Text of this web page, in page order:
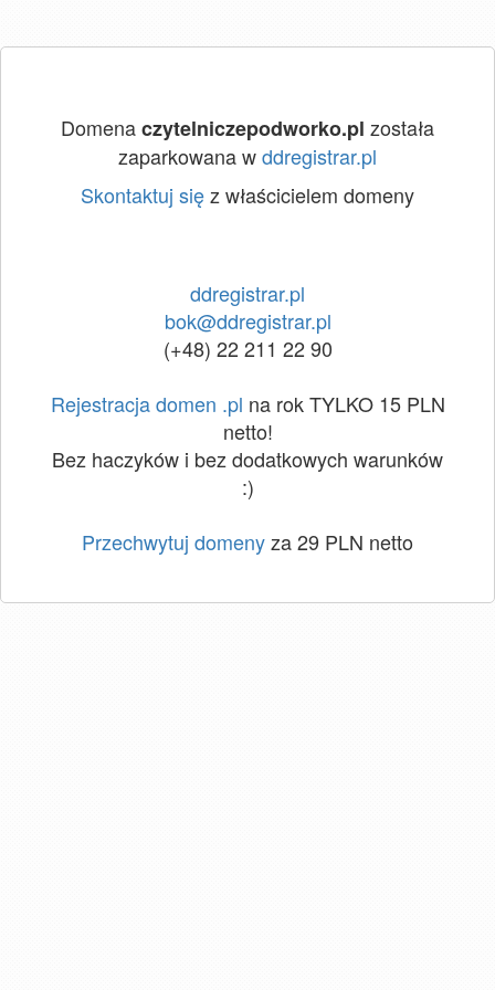
Domenaczytelniczepodworko.pl została
zaparkowana wddregistrar.pl
Skontaktuj sięz właścicielem domeny
ddregistrar.pl
bok@ddregistrar.pl
(+48) 22 211 22 90
Rejestracja domen .pl na rok TYLKO 15 PLN
netto!
Bez haczyków i bez dodatkowych warunków
:)
Przechwytuj domenyza 29 PLN netto